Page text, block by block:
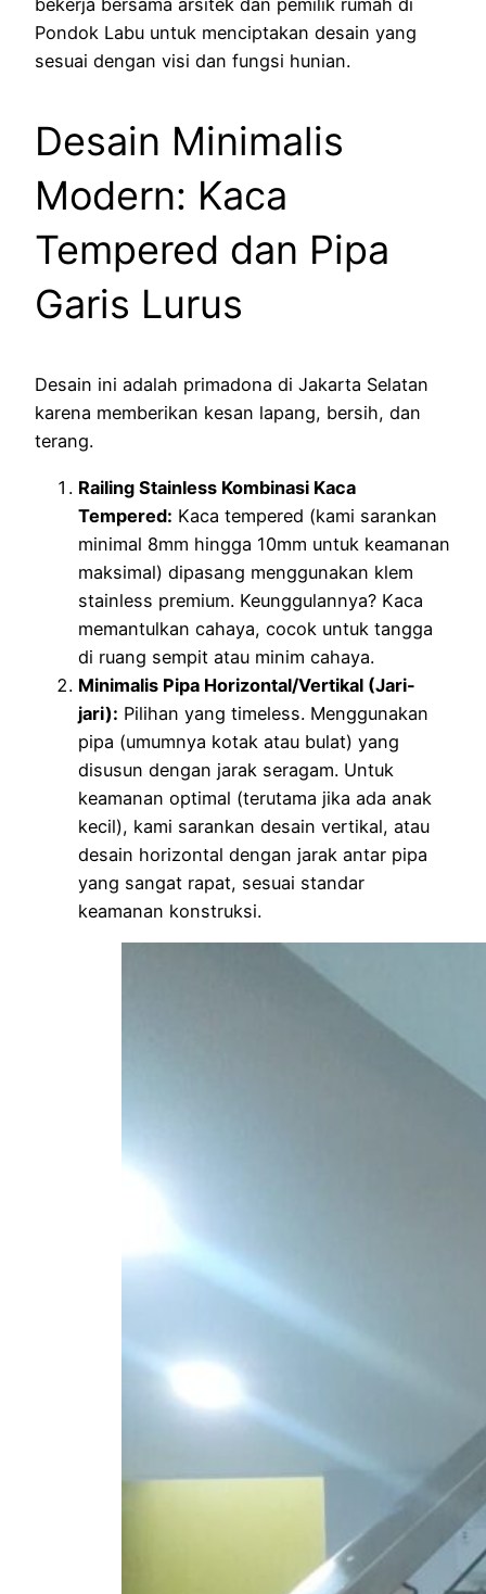
bekerja bersama arsitek dan pemilik rumah di
Pondok Labu untuk menciptakan desain yang
sesuai dengan visi dan fungsi hunian.
Desain Minimalis
Modern: Kaca
Tempered dan Pipa
Garis Lurus
Desain ini adalah primadona di Jakarta Selatan
karena memberikan kesan lapang, bersih, dan
terang.
Railing Stainless Kombinasi Kaca
Tempered: Kaca tempered (kami sarankan
minimal 8mm hingga 10mm untuk keamanan
maksimal) dipasang menggunakan klem
stainless premium. Keunggulannya? Kaca
memantulkan cahaya, cocok untuk tangga
di ruang sempit atau minim cahaya.
Minimalis Pipa Horizontal/Vertikal (Jari-
jari): Pilihan yang timeless. Menggunakan
pipa (umumnya kotak atau bulat) yang
disusun dengan jarak seragam. Untuk
keamanan optimal (terutama jika ada anak
kecil), kami sarankan desain vertikal, atau
desain horizontal dengan jarak antar pipa
yang sangat rapat, sesuai standar
keamanan konstruksi.